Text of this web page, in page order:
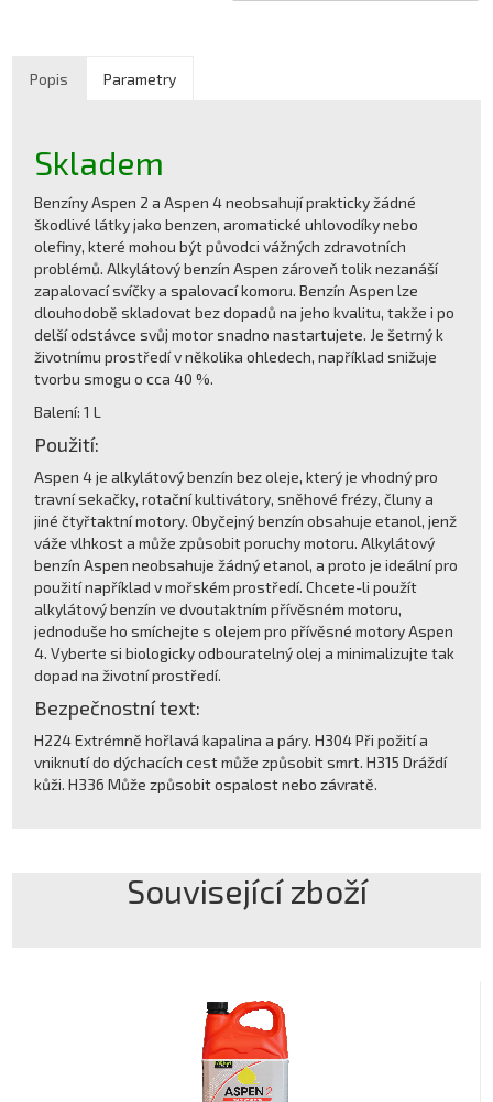
Popis Parametry
Skladem
Benzíny Aspen 2 a Aspen 4 neobsahují prakticky žádné
škodlivé látky jako benzen, aromatické uhlovodíky nebo
olefiny, které mohou být původci vážných zdravotních
problémů. Alkylátový benzín Aspen zároveň tolik nezanáší
zapalovací svíčky a spalovací komoru. Benzín Aspen lze
dlouhodobě skladovat bez dopadů na jeho kvalitu, takže i po
delší odstávce svůj motor snadno nastartujete. Je šetrný k
životnímu prostředí v několika ohledech, například snižuje
tvorbu smogu o cca 40 %.
Balení: 1 L
Použití:
Aspen 4 je alkylátový benzín bez oleje, který je vhodný pro
travní sekačky, rotační kultivátory, sněhové frézy, čluny a
jiné čtyřtaktní motory. Obyčejný benzín obsahuje etanol, jenž
váže vlhkost a může způsobit poruchy motoru. Alkylátový
benzín Aspen neobsahuje žádný etanol, a proto je ideální pro
použití například v mořském prostředí. Chcete-li použít
alkylátový benzín ve dvoutaktním přívěsném motoru,
jednoduše ho smíchejte s olejem pro přívěsné motory Aspen
4. Vyberte si biologicky odbouratelný olej a minimalizujte tak
dopad na životní prostředí.
Bezpečnostní text:
H224 Extrémně hořlavá kapalina a páry. H304 Při požití a
vniknutí do dýchacích cest může způsobit smrt. H315 Dráždí
kůži. H336 Může způsobit ospalost nebo závratě.
Související zboží